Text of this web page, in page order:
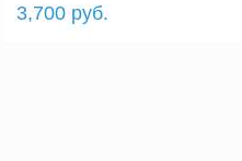
3,700 руб.